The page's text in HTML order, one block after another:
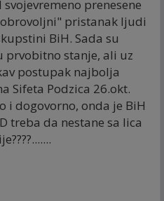
svojevremeno prenesene
pristanak ljudi
BiH. Sada su
prvobitno stanje, ali uz
postupak najbolja
Sifeta Podzica 26.okt.
dogovorno, onda je BiH
treba da nestane sa lica